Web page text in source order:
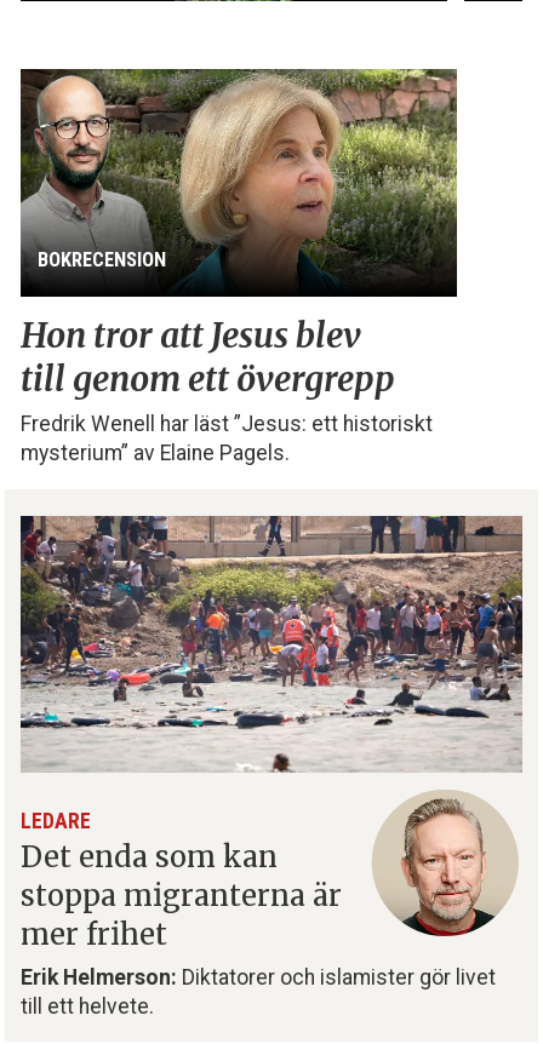
BOKRECENSION
Hon tror att Jesus blev
till genom ett övergrepp
Fredrik Wenell har läst ”Jesus: ett historiskt
mysterium” av Elaine Pagels.
LEDARE
Det enda som kan
stoppa migranterna är
mer frihet
Erik Helmerson: Diktatorer och islamister gör livet
till ett helvete.